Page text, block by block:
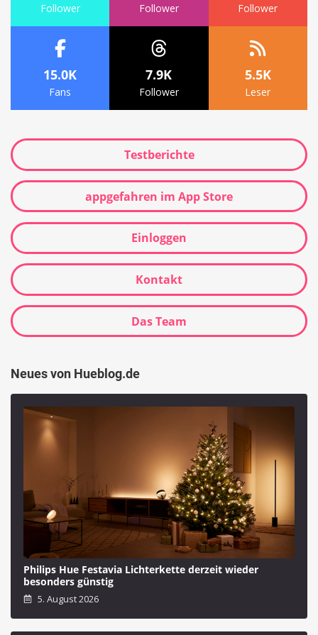
Follower Follower Follower
15.0K
Fans
7.9K
Follower
5.5K
Leser
Testberichte
appgefahren im App Store
Einloggen
Kontakt
Das Team
Neues von Hueblog.de
Philips Hue Festavia Lichterkette derzeit wieder
besonders günstig
5. August 2026